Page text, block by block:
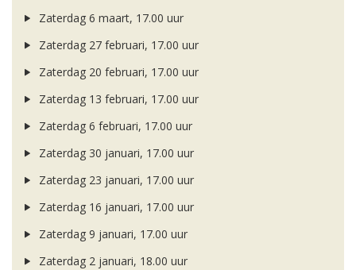
Zaterdag 6 maart, 17.00 uur
Zaterdag 27 februari, 17.00 uur
Zaterdag 20 februari, 17.00 uur
Zaterdag 13 februari, 17.00 uur
Zaterdag 6 februari, 17.00 uur
Zaterdag 30 januari, 17.00 uur
Zaterdag 23 januari, 17.00 uur
Zaterdag 16 januari, 17.00 uur
Zaterdag 9 januari, 17.00 uur
Zaterdag 2 januari, 18.00 uur